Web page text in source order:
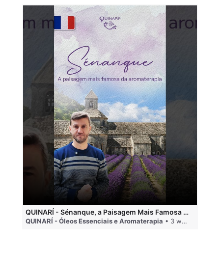
QUINARÍ - Sénanque, a Paisagem Mais Famosa da Aromaterapia
QUINARÍ - Óleos Essenciais e Aromaterapia • 3 weeks ago